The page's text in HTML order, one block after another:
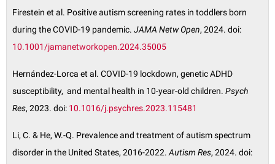
Firestein et al. Positive autism screening rates in toddlers born
during the COVID-19 pandemic. JAMA Netw Open, 2024. doi:
10.1001/jamanetworkopen.2024.35005
Hernández-Lorca et al. COVID-19 lockdown, genetic ADHD
susceptibility, and mental health in 10-year-old children. Psych
Res, 2023. doi: 10.1016/j.psychres.2023.115481
Li, C. & He, W.-Q. Prevalence and treatment of autism spectrum
disorder in the United States, 2016-2022.Autism Res, 2024. doi: